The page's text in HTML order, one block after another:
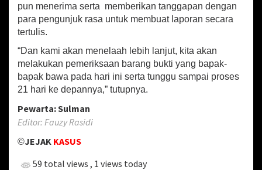
pun menerima serta memberikan tanggapan dengan
para pengunjuk rasa untuk membuat laporan secara
tertulis.
“Dan kami akan menelaah lebih lanjut, kita akan
melakukan pemeriksaan barang bukti yang bapak-
bapak bawa pada hari ini serta tunggu sampai proses
21 hari ke depannya,” tutupnya.
Pewarta: Sulman
Editor: Fauzy Rasidi
©JEJAK KASUS
59 total views , 1 views today